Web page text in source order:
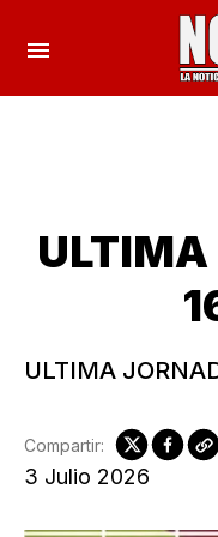
ULTIMA
ULTIMA
3 Julio 2026
Compartir: